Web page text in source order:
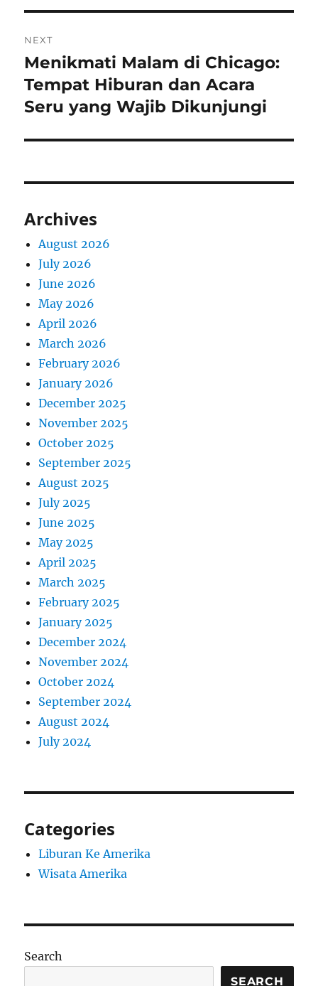
NEXT
Next
post:
Menikmati Malam di Chicago:
Tempat Hiburan dan Acara
Seru yang Wajib Dikunjungi
Archives
August 2026
July 2026
June 2026
May 2026
April 2026
March 2026
February 2026
January 2026
December 2025
November 2025
October 2025
September 2025
August 2025
July 2025
June 2025
May 2025
April 2025
March 2025
February 2025
January 2025
December 2024
November 2024
October 2024
September 2024
August 2024
July 2024
Categories
Liburan Ke Amerika
Wisata Amerika
Search
SEARCH